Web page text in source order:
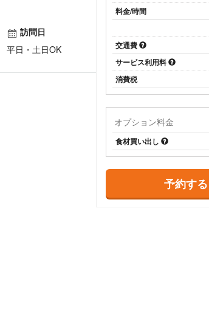
訪問日
平日・土日OK
料金/時間
交通費
サービス利用料
消費税
オプション料金
食材買い出し
予約する